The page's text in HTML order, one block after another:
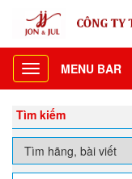
Toggle
navigation
MENU BAR
Tìm kiếm